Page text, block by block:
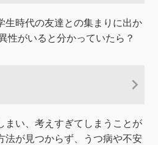
生時代の友達との集まりに出か
性がいると分かっていたら？
まい、考えすぎてしまうことが
法が見つからず、うつ病や不安